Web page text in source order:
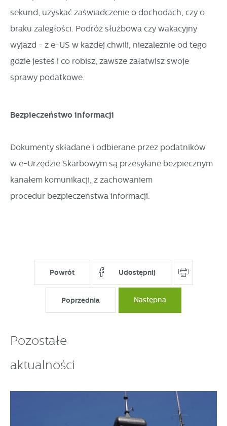
sekund, uzyskać zaświadczenie o dochodach, czy o
braku zaległości. Podróż służbowa czy wakacyjny
wyjazd - z e-US w każdej chwili, niezależnie od tego
gdzie jesteś i co robisz, zawsze załatwisz swoje
sprawy podatkowe.
Bezpieczeństwo informacji
Dokumenty składane i odbierane przez podatników
w e-Urzędzie Skarbowym są przesyłane bezpiecznym
kanałem komunikacji, z zachowaniem
procedur bezpieczeństwa informacji.
Powrót Udostępnij
Poprzednia Następna
Pozostałe
aktualności